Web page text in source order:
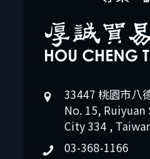
33447 桃園市八
No. 15,
City 334 ,
03-368-1166